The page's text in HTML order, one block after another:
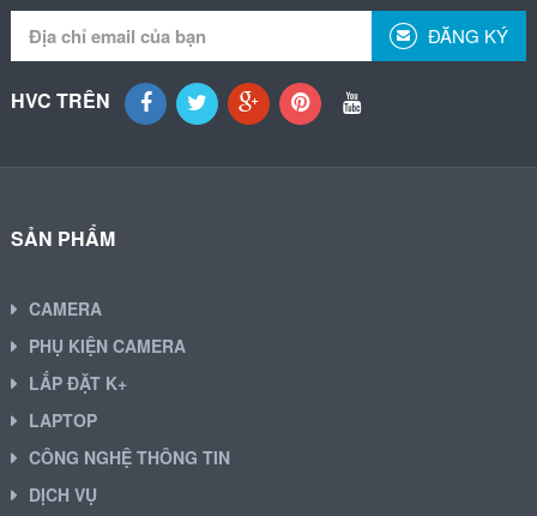
ĐĂNG KÝ
HVC TRÊN
SẢN PHẨM
CAMERA
PHỤ KIỆN CAMERA
LẮP ĐẶT K+
LAPTOP
CÔNG NGHỆ THÔNG TIN
DỊCH VỤ